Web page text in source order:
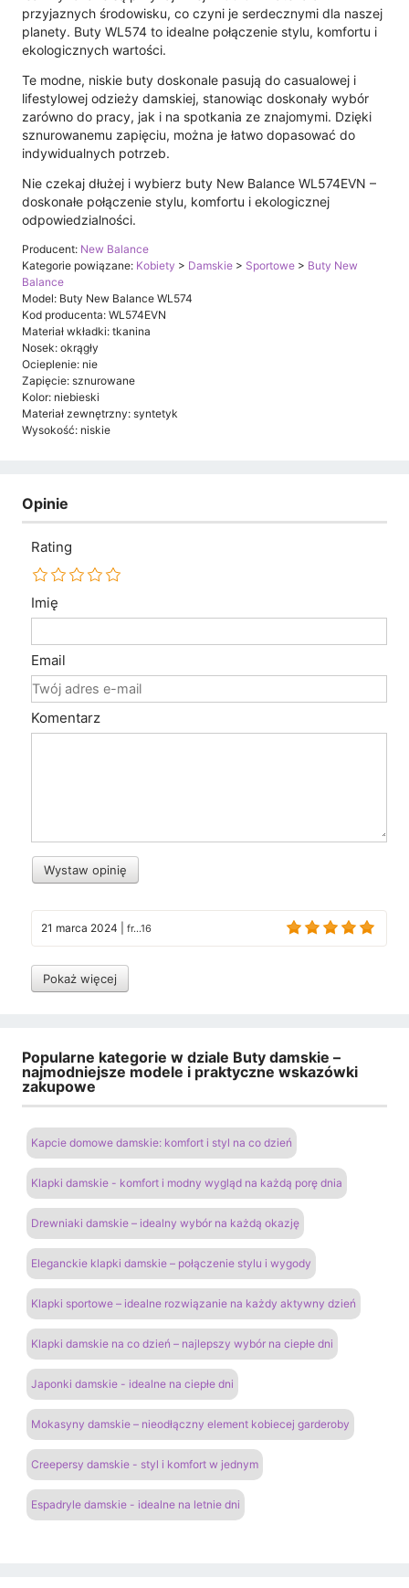
przyjaznych środowisku, co czyni je serdecznymi dla naszej
planety. Buty WL574 to idealne połączenie stylu, komfortu i
ekologicznych wartości.
Te modne, niskie buty doskonale pasują do casualowej i
lifestylowej odzieży damskiej, stanowiąc doskonały wybór
zarówno do pracy, jak i na spotkania ze znajomymi. Dzięki
sznurowanemu zapięciu, można je łatwo dopasować do
indywidualnych potrzeb.
Nie czekaj dłużej i wybierz buty New Balance WL574EVN –
doskonałe połączenie stylu, komfortu i ekologicznej
odpowiedzialności.
Producent: New Balance
Kategorie powiązane: Kobiety > Damskie > Sportowe > Buty New
Balance
Model: Buty New Balance WL574
Kod producenta: WL574EVN
Materiał wkładki: tkanina
Nosek: okrągły
Ocieplenie: nie
Zapięcie: sznurowane
Kolor: niebieski
Materiał zewnętrzny: syntetyk
Wysokość: niskie
Opinie
Rating
Imię
Email
Komentarz
Wystaw opinię
21 marca 2024 fr...16
Pokaż więcej
Popularne kategorie w dziale Buty damskie –
najmodniejsze modele i praktyczne wskazówki
zakupowe
Kapcie domowe damskie: komfort i styl na co dzień
Klapki damskie - komfort i modny wygląd na każdą porę dnia
Drewniaki damskie – idealny wybór na każdą okazję
Eleganckie klapki damskie – połączenie stylu i wygody
Klapki sportowe – idealne rozwiązanie na każdy aktywny dzień
Klapki damskie na co dzień – najlepszy wybór na ciepłe dni
Japonki damskie - idealne na ciepłe dni
Mokasyny damskie – nieodłączny element kobiecej garderoby
Creepersy damskie - styl i komfort w jednym
Espadryle damskie - idealne na letnie dni